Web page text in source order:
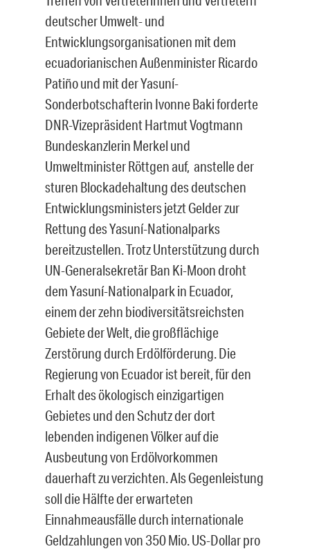
deutscher Umwelt- und
Entwicklungsorganisationen mit dem
ecuadorianischen Außenminister Ricardo
Patiño und mit der Yasuní-
Sonderbotschafterin Ivonne Baki forderte
DNR-Vizepräsident Hartmut Vogtmann
Bundeskanzlerin Merkel und
Umweltminister Röttgen auf, anstelle der
sturen Blockadehaltung des deutschen
Entwicklungsministers jetzt Gelder zur
Rettung des Yasuní-Nationalparks
bereitzustellen. Trotz Unterstützung durch
UN-Generalsekretär Ban Ki-Moon droht
dem Yasuní-Nationalpark in Ecuador,
einem der zehn biodiversitätsreichsten
Gebiete der Welt, die großflächige
Zerstörung durch Erdölförderung. Die
Regierung von Ecuador ist bereit, für den
Erhalt des ökologisch einzigartigen
Gebietes und den Schutz der dort
lebenden indigenen Völker auf die
Ausbeutung von Erdölvorkommen
dauerhaft zu verzichten. Als Gegenleistung
soll die Hälfte der erwarteten
Einnahmeausfälle durch internationale
Geldzahlungen von 350 Mio. US-Dollar pro